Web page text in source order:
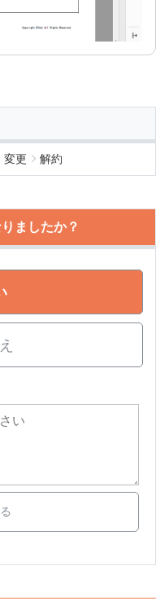
変更 解約
ましたか？